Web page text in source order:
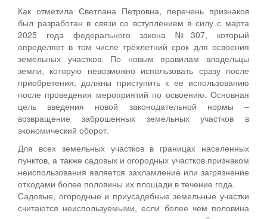
Как отметила Светлана Петровна, перечень признаков
был разработан в связи со вступлением в силу с марта
2025 года федерального закона №307, который
определяет в том числе трёхлетний срок для освоения
земельных участков. По новым правилам владельцы
земли, которую невозможно использовать сразу после
приобретения, должны приступить к ее использованию
после проведения мероприятий по освоению. Основная
цель введения новой законодательной нормы –
возвращение заброшенных земельных участков в
экономический оборот.
Для всех земельных участков в границах населенных
пунктов, а также садовых и огородных участков признаком
неиспользования является захламление или загрязнение
отходами более половины их площади в течение года.
Садовые, огородные и приусадебные земельные участки
считаются неиспользуемыми, если более чем половина